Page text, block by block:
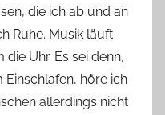
n
n
e
die ich ab und an
Ruhe. Musik läuft
Uhr. Es sei denn,
Einschlafen, höre ich
allerdings nicht